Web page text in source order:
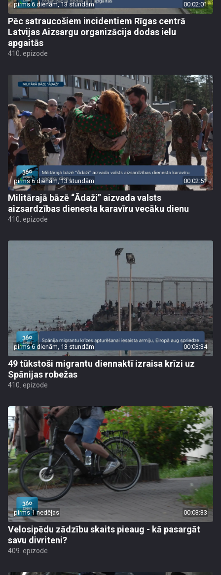
pirms 6 dienām, 13 stundām 00:02:01
Pēc satraucošiem incidentiem Rīgas centrā
Latvijas Aizsargu organizācija dodas ielu
apgaitās
410. epizode
pirms 6 dienām, 13 stundām 00:02:51
Militārajā bāzē “Ādaži” aizvada valsts
aizsardzības dienesta karavīru vecāku dienu
410. epizode
pirms 6 dienām, 13 stundām 00:03:34
49 tūkstoši migrantu diennaktī izraisa krīzi uz
Spānijas robežas
410. epizode
pirms 1 nedēļas 00:03:33
Velosipēdu zādzību skaits pieaug - kā pasargāt
savu divriteni?
409. epizode